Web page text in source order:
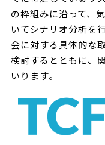
の枠組みに沿って、
いてシナリオ分析を
会に対する具体的な
検討するとともに、
いります。